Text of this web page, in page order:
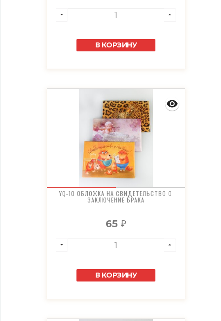
В КОРЗИНУ
YQ-10 ОБЛОЖКА НА СВИДЕТЕЛЬСТВО О
ЗАКЛЮЧЕНИЕ БРАКА
65 ₽
В КОРЗИНУ